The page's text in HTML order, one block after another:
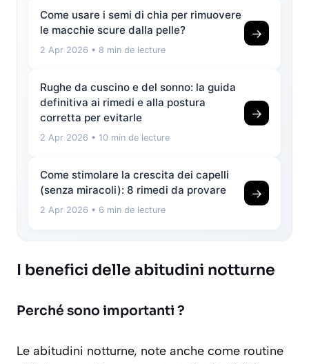
Come usare i semi di chia per rimuovere
le macchie scure dalla pelle?
2 Apr 2026 • 8 min de lecture
→
Rughe da cuscino e del sonno: la guida
definitiva ai rimedi e alla postura
corretta per evitarle
2 Apr 2026 • 10 min de lecture
→
Come stimolare la crescita dei capelli
(senza miracoli): 8 rimedi da provare
2 Apr 2026 • 6 min de lecture
→
I benefici delle abitudini notturne
Perché sono importanti ?
Le abitudini notturne, note anche come routine